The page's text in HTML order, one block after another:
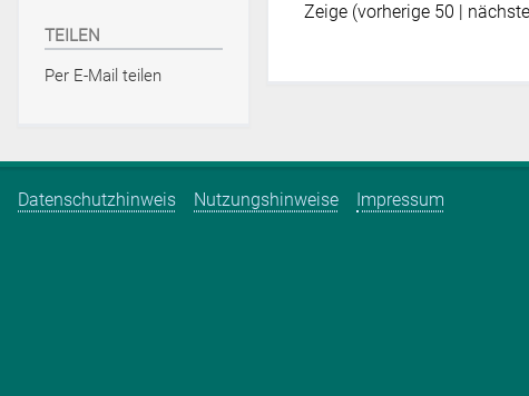
Zeige (vorherige 50
TEILEN
Per E-Mail teilen
Datenschutzhinweis Nutzungshinweise Impressum